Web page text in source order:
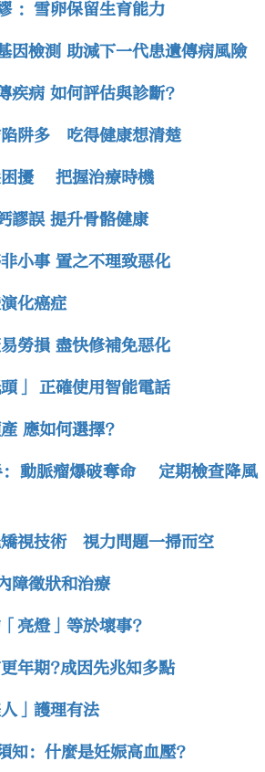
：雪卵保留生育能力
因檢測 助減下一代患遺傳病風險
疾病 如何評估與診斷？
阱多 吃得健康想清楚
困擾 把握治療時機
謬誤 提升骨骼健康
小事 置之不理致惡化
化癌症
勞損 盡快修補免惡化
」 正確使用智能電話
應如何選擇?
：動脈瘤爆破奪命 定期檢查降風
視技術 視力問題一掃而空
障徵狀和治療
亮燈」等於壞事?
年期?成因先兆知多點
」護理有法
知：什麼是妊娠高血壓？